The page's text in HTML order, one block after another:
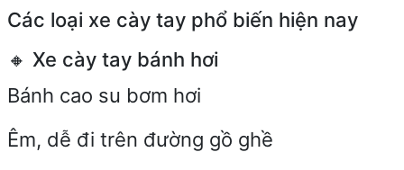
Các loại xe cày tay phổ biến hiện nay
🔸 Xe cày tay bánh hơi
Bánh cao su bơm hơi
Êm, dễ đi trên đường gồ ghề